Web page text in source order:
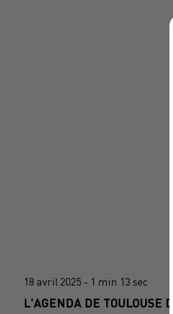
18 avril 2025 - 1 min 13 sec
L'AGENDA DE TOULOUSE